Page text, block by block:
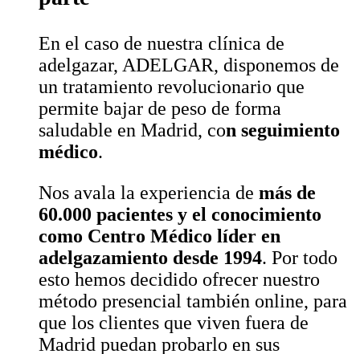
En el caso de nuestra clínica de
adelgazar, ADELGAR, disponemos de
un tratamiento revolucionario que
permite bajar de peso de forma
saludable en Madrid, con seguimiento
médico.
Nos avala la experiencia de más de
60.000 pacientes y el conocimiento
como Centro Médico líder en
adelgazamiento desde 1994. Por todo
esto hemos decidido ofrecer nuestro
método presencial también online, para
que los clientes que viven fuera de
Madrid puedan probarlo en sus